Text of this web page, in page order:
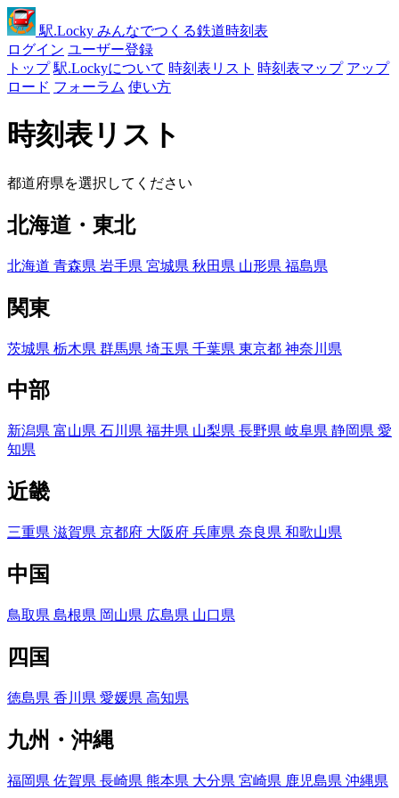
駅.Locky みんなでつくる鉄道時刻表
ログイン ユーザー登録
トップ 駅.Lockyについて 時刻表リスト 時刻表マップ アップ
ロード フォーラム 使い方
時刻表リスト
都道府県を選択してください
北海道・東北
北海道 青森県 岩手県 宮城県 秋田県 山形県 福島県
関東
茨城県 栃木県 群馬県 埼玉県 千葉県 東京都 神奈川県
中部
新潟県 富山県 石川県 福井県 山梨県 長野県 岐阜県 静岡県 愛
知県
近畿
三重県 滋賀県 京都府 大阪府 兵庫県 奈良県 和歌山県
中国
鳥取県 島根県 岡山県 広島県 山口県
四国
徳島県 香川県 愛媛県 高知県
九州・沖縄
福岡県 佐賀県 長崎県 熊本県 大分県 宮崎県 鹿児島県 沖縄県